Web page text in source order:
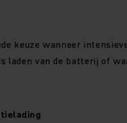
keuze wanneer
laden van de batterij of